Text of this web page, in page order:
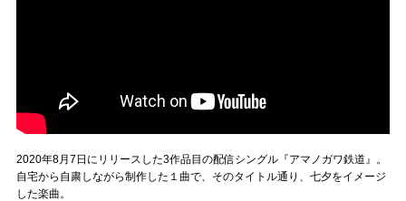
2020年8月7日にリリースした3作品目の配信シングル『アマノガワ鉄道』。
自宅から自粛しながら制作した１曲で、そのタイトル通り、七夕をイメージ
した楽曲。